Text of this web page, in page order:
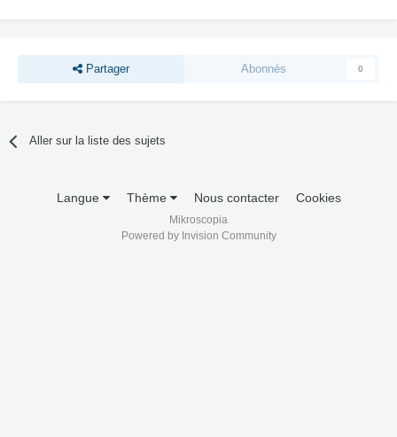
Partager Abonnés 0
Aller sur la liste des sujets
Langue Thème Nous contacter Cookies
Mikroscopia
Powered by Invision Community